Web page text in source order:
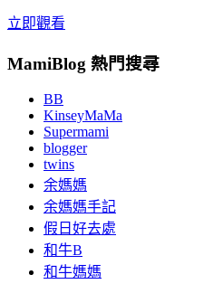
立即觀看
MamiBlog 熱門搜尋
BB
KinseyMaMa
Supermami
blogger
twins
余媽媽
余媽媽手記
假日好去處
和牛B
和牛媽媽